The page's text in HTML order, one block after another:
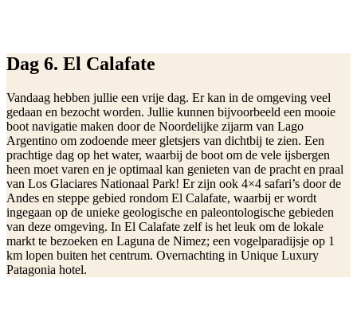
Dag 6. El Calafate
Vandaag hebben jullie een vrije dag. Er kan in de omgeving veel
gedaan en bezocht worden. Jullie kunnen bijvoorbeeld een mooie
boot navigatie maken door de Noordelijke zijarm van Lago
Argentino om zodoende meer gletsjers van dichtbij te zien. Een
prachtige dag op het water, waarbij de boot om de vele ijsbergen
heen moet varen en je optimaal kan genieten van de pracht en praal
van Los Glaciares Nationaal Park! Er zijn ook 4×4 safari’s door de
Andes en steppe gebied rondom El Calafate, waarbij er wordt
ingegaan op de unieke geologische en paleontologische gebieden
van deze omgeving. In El Calafate zelf is het leuk om de lokale
markt te bezoeken en Laguna de Nimez; een vogelparadijsje op 1
km lopen buiten het centrum. Overnachting in Unique Luxury
Patagonia hotel.